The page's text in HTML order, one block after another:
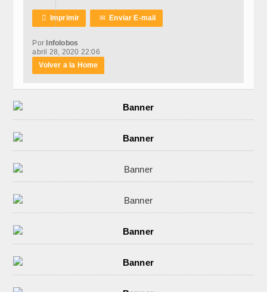
 Imprimir ✉Enviar E-mail
Por Infolobos
abril 28, 2020 22:06
Volver a la Home